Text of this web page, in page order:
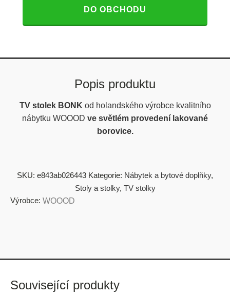
DO OBCHODU
Popis produktu
TV stolek BONK od holandského výrobce kvalitního
nábytku WOOOD ve světlém provedení lakované
borovice.
SKU: e843ab026443 Kategorie: Nábytek a bytové doplňky,
Stoly a stolky, TV stolky
Výrobce: WOOOD
Související produkty